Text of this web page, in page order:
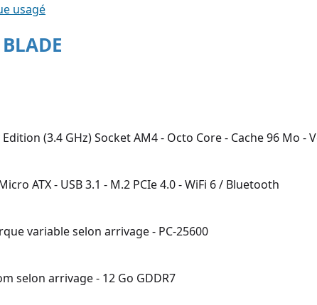
usagé
(3.4 GHz) Socket AM4 - Octo Core - Cache 96 Mo -
ATX - USB 3.1 - M.2 PCIe 4.0 - WiFi 6 / Bluetooth
variable selon arrivage - PC-25600
selon arrivage - 12 Go GDDR7